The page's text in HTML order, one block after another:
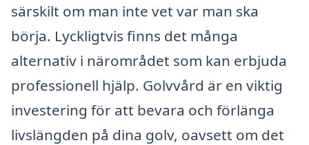
särskilt om man inte vet var man ska
börja. Lyckligtvis finns det många
alternativ i närområdet som kan erbjuda
professionell hjälp. Golvvård är en viktig
investering för att bevara och förlänga
livslängden på dina golv, oavsett om det